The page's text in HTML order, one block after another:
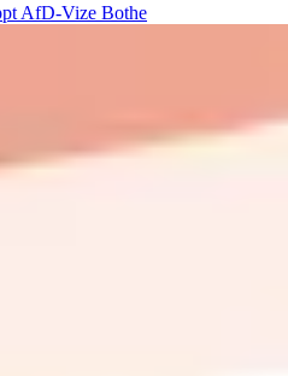
AfD-Vize Bothe